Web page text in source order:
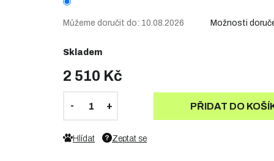
2 510 Kč
Skladem
Můžeme doručit do: 10.08.2026 Možnosti
PŘIDAT DO
Zeptat se
Hlídat